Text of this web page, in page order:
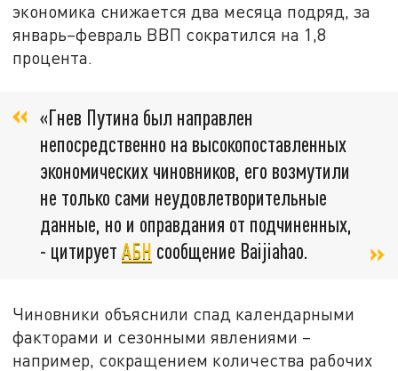
экономика снижается два месяца подряд, за
январь–февраль ВВП сократился на 1,8
процента.
«Гнев Путина был направлен
непосредственно на высокопоставленных
экономических чиновников, его возмутили
не только сами неудовлетворительные
данные, но и оправдания от подчиненных,
- цитирует АБН сообщение Baijiahao.
Чиновники объяснили спад календарными
факторами и сезонными явлениями –
например, сокращением количества рабочих